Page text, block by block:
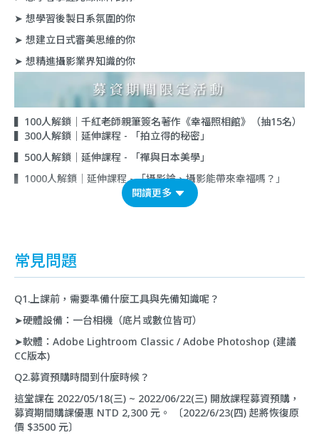
➤ 想學習後製日系氛圍的你
➤ 想建立日式審美思維的你
➤ 想精進攝影業界知識的你
▍100人解鎖｜千紅老師親筆簽名著作《幸福照相館》（抽15名）
▍300人解鎖｜延伸課程 - 「拍立得的秘密」
▍500人解鎖｜延伸課程 - 「禪與日本美學」
▍1000人解鎖｜延伸課程 - 「攝影論、攝影能帶來幸福嗎？」
閱讀更多
常見問題
Q1.上課前，需要準備什麼工具與先備知識呢？
➤硬體設備：一台相機（底片或數位皆可）
➤軟體：Adobe Lightroom Classic / Adobe Photoshop (建議
CC版本)
Q2.募資預購時間到什麼時候？
這堂課在 2022/05/18(三) ~ 2022/06/22(三) 開放課程募資預購，
募資期間購課優惠 NTD 2,300 元。 〔2022/6/23(四) 起將恢復原
價 $3500 元〕